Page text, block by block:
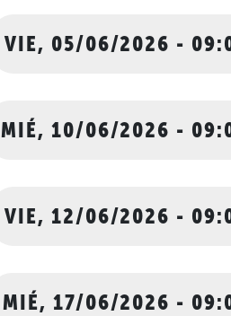
VIE, 05/06/2026 -
MIÉ, 10/06/2026 -
VIE, 12/06/2026 -
MIÉ, 17/06/2026 -